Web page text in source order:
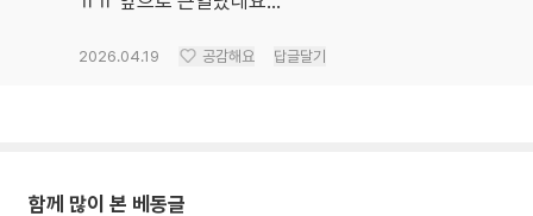
2026.04.19 공감해요 답글달기
함께 많이 본 베동글